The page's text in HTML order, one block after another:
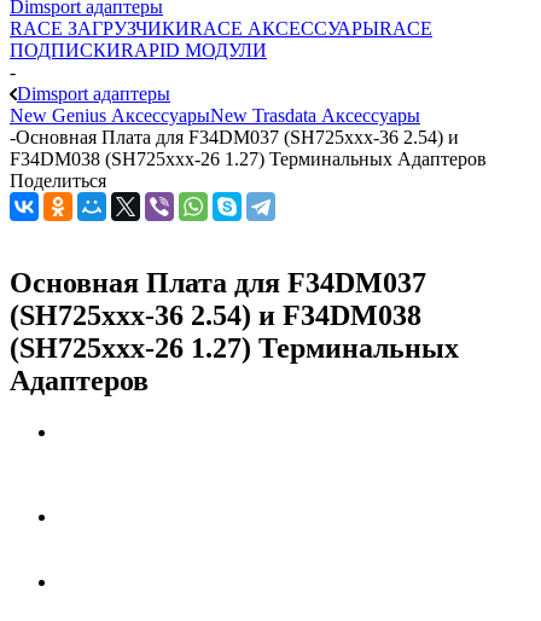
Dimsport адаптеры
RACE ЗАГРУЗЧИКИRACE АКСЕССУАРЫRACE
ПОДПИСКИRAPID МОДУЛИ
-
Dimsport адаптеры
New Genius АксессуарыNew Trasdata Аксессуары
-Основная Плата для F34DM037 (SH725xxx-36 2.54) и
F34DM038 (SH725xxx-26 1.27) Терминальных Адаптеров
Поделиться
Основная Плата для F34DM037
(SH725xxx-36 2.54) и F34DM038
(SH725xxx-26 1.27) Терминальных
Адаптеров